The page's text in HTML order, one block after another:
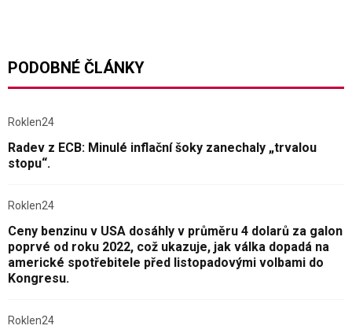
PODOBNÉ ČLÁNKY
Roklen24
Radev z ECB: Minulé inflační šoky zanechaly „trvalou
stopu“.
Roklen24
Ceny benzinu v USA dosáhly v průměru 4 dolarů za galon
poprvé od roku 2022, což ukazuje, jak válka dopadá na
americké spotřebitele před listopadovými volbami do
Kongresu.
Roklen24